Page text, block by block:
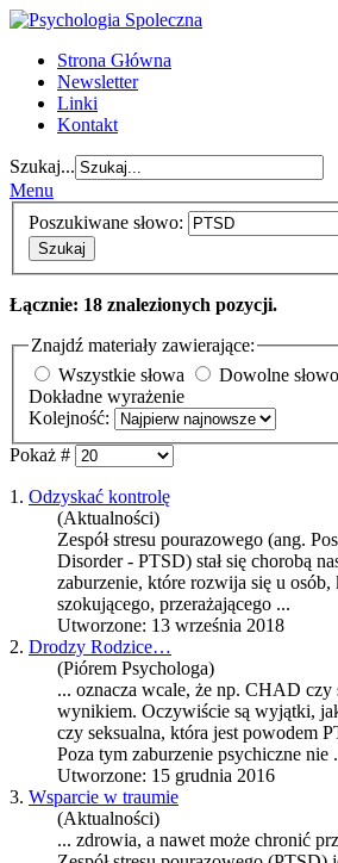
Strona Główna
Newsletter
Linki
Kontakt
Szukaj...
Menu
Poszukiwane słowo:
Szukaj
Łącznie: 18 znalezionych pozycji.
Znajdź materiały zawierające:
Wszystkie słowa
Dowolne słowo
Dokładne wyrażenie
Kolejność:
Pokaż #
1. Odzyskać kontrolę
(Aktualności)
Zespół stresu pourazowego (ang.
Disorder - PTSD) stał się chorobą
zaburzenie, które rozwija się u osób,
szokującego, przerażającego ...
Utworzone: 13 września 2018
2. Drodzy Rodzice…
(Piórem Psychologa)
... oznacza wcale, że np. CHAD czy
wynikiem. Oczywiście są wyjątki,
czy seksualna, która jest powodem
Poza tym zaburzenie psychiczne nie
Utworzone: 15 grudnia 2016
3. Wsparcie w traumie
(Aktualności)
... zdrowia, a nawet może chronić